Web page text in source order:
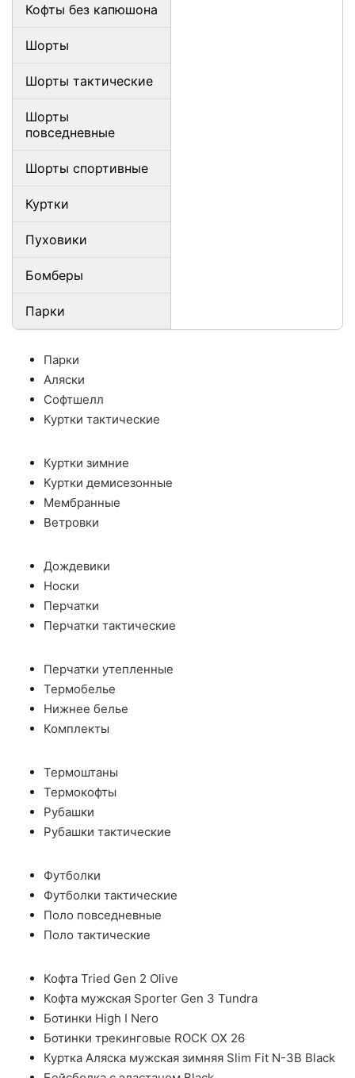
Кофты без капюшона
Шорты
Шорты тактические
Шорты
повседневные
Шорты спортивные
Куртки
Пуховики
Бомберы
Парки
Парки
Аляски
Софтшелл
Куртки тактические
Куртки зимние
Куртки демисезонные
Мембранные
Ветровки
Дождевики
Носки
Перчатки
Перчатки тактические
Перчатки утепленные
Термобелье
Нижнее белье
Комплекты
Термоштаны
Термокофты
Рубашки
Рубашки тактические
Футболки
Футболки тактические
Поло повседневные
Поло тактические
Кофта Tried Gen 2 Olive
Кофта мужская Sporter Gen 3 Tundra
Ботинки High I Nero
Ботинки трекинговые ROCK OX 26
Куртка Аляска мужская зимняя Slim Fit N-3B Black